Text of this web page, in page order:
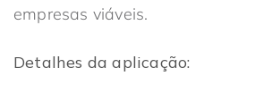
empresas viáveis.
Detalhes da aplicação: